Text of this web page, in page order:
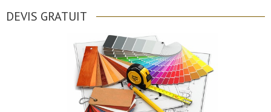
DEVIS GRATUIT